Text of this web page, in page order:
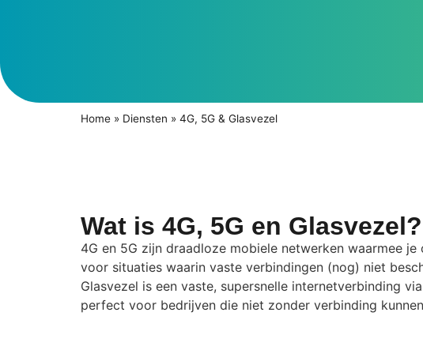
Home » Diensten » 4G, 5G & Glasvezel
Wat is 4G, 5G en Glasvezel?
4G en 5G zijn draadloze mobiele netwerken waarmee
voor situaties waarin vaste verbindingen (nog) niet
Glasvezel is een vaste, supersnelle internetverbinding
perfect voor bedrijven die niet zonder verbinding